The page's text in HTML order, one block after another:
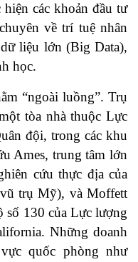
các khoản đầu tư
về trí tuệ nhân
liệu lớn (Big Data),
học.
“ngoài luồng”. Trụ
tòa nhà thuộc Lực
đội, trong các khu
Ames, trung tâm lớn
cứu thực địa của
trụ Mỹ), và Moffett
số 130 của Lực lượng
Những doanh
quốc phòng như